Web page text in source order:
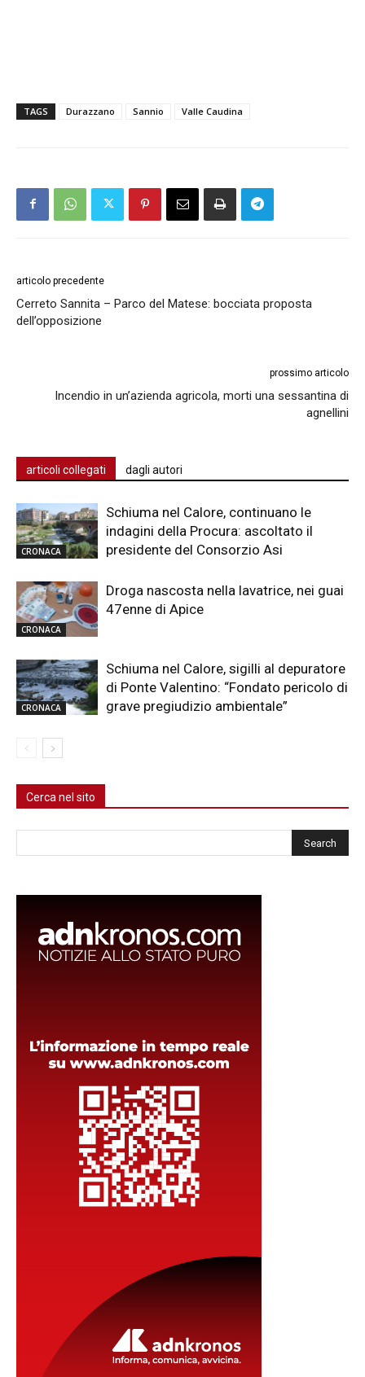
TAGS Durazzano Sannio Valle Caudina
articolo precedente
Cerreto Sannita – Parco del Matese: bocciata proposta
dell’opposizione
prossimo articolo
Incendio in un’azienda agricola, morti una sessantina di
agnellini
articoli collegati dagli autori
CRONACA
Schiuma nel Calore, continuano le
indagini della Procura: ascoltato il
presidente del Consorzio Asi
CRONACA
Droga nascosta nella lavatrice, nei guai
47enne di Apice
CRONACA
Schiuma nel Calore, sigilli al depuratore
di Ponte Valentino: “Fondato pericolo di
grave pregiudizio ambientale”
Cerca nel sito